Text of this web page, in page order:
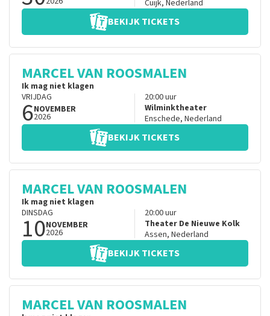
Cuijk, Nederland
BEKIJK TICKETS
MARCEL VAN ROOSMALEN
Ik mag niet klagen
VRIJDAG
6NOVEMBER
2026
20:00uur
Wilminktheater
Enschede, Nederland
BEKIJK TICKETS
MARCEL VAN ROOSMALEN
Ik mag niet klagen
DINSDAG
10NOVEMBER
2026
20:00uur
Theater De Nieuwe Kolk
Assen, Nederland
BEKIJK TICKETS
MARCEL VAN ROOSMALEN